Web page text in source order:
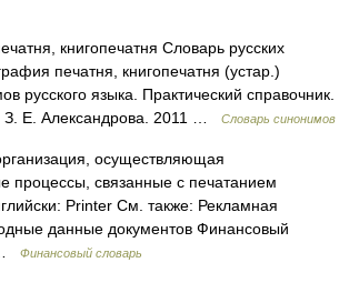
книгопечатня Словарь русских
печатня, книгопечатня (устар.)
русского языка. Практический справочник.
З. Е. Александрова. 2011 …
Словарь синонимов
осуществляющая
процессы, связанные с печатанием
Printer См. также: Рекламная
данные документов Финансовый
Финансовый словарь